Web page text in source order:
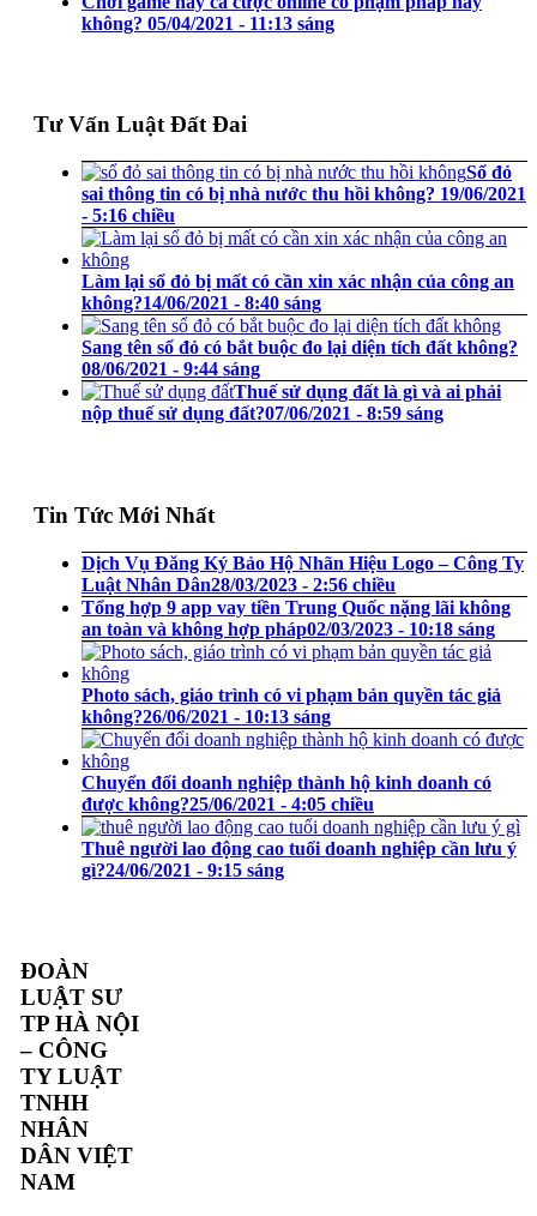
không? 05/04/2021 - 11:13 sáng
Tư Vấn Luật Đất Đai
Sổ đỏ
sai thông tin có bị nhà nước thu hồi không? 19/06/2021
- 5:16 chiều
Làm lại sổ đỏ bị mất có cần xin xác nhận của công an
không?14/06/2021 - 8:40 sáng
Sang tên sổ đỏ có bắt buộc đo lại diện tích đất không?
08/06/2021 - 9:44 sáng
Thuế sử dụng đất là gì và ai phải
nộp thuế sử dụng đất?07/06/2021 - 8:59 sáng
Tin Tức Mới Nhất
Dịch Vụ Đăng Ký Bảo Hộ Nhãn Hiệu Logo – Công Ty
Luật Nhân Dân28/03/2023 - 2:56 chiều
Tổng hợp 9 app vay tiền Trung Quốc nặng lãi không
an toàn và không hợp pháp02/03/2023 - 10:18 sáng
Photo sách, giáo trình có vi phạm bản quyền tác giả
không?26/06/2021 - 10:13 sáng
Chuyển đổi doanh nghiệp thành hộ kinh doanh có
được không?25/06/2021 - 4:05 chiều
Thuê người lao động cao tuổi doanh nghiệp cần lưu ý
gì?24/06/2021 - 9:15 sáng
ĐOÀN
LUẬT SƯ
TP HÀ NỘI
– CÔNG
TY LUẬT
TNHH
NHÂN
DÂN VIỆT
NAM